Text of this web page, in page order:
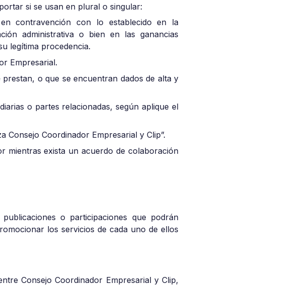
si se usan en plural o singular:
contravención con lo establecido en la
administrativa o bien en las ganancias
legítima procedencia.
Empresarial.
o que se encuentran dados de alta y
o partes relacionadas, según aplique el
Consejo Coordinador Empresarial y Clip”.
mientras exista un acuerdo de colaboración
o participaciones que podrán
los servicios de cada uno de ellos
Consejo Coordinador Empresarial y Clip,